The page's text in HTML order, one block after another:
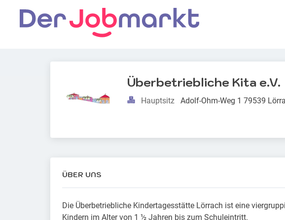
Überbetriebliche Kita e.V.
Hauptsitz Adolf-Ohm-Weg 1 79539
ÜBER UNS
Die Überbetriebliche Kindertagesstätte Lörrach ist eine
Kindern im Alter von 1 ½ Jahren bis zum Schuleintritt.